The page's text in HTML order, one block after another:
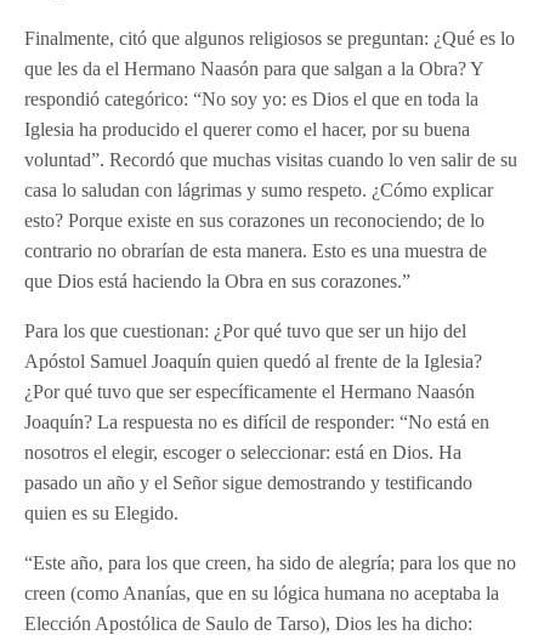
Finalmente, citó que algunos religiosos se preguntan: ¿Qué es lo
que les da el Hermano Naasón para que salgan a la Obra? Y
respondió categórico: “No soy yo: es Dios el que en toda la
Iglesia ha producido el querer como el hacer, por su buena
voluntad”. Recordó que muchas visitas cuando lo ven salir de su
casa lo saludan con lágrimas y sumo respeto. ¿Cómo explicar
esto? Porque existe en sus corazones un reconociendo; de lo
contrario no obrarían de esta manera. Esto es una muestra de
que Dios está haciendo la Obra en sus corazones.”
Para los que cuestionan: ¿Por qué tuvo que ser un hijo del
Apóstol Samuel Joaquín quien quedó al frente de la Iglesia?
¿Por qué tuvo que ser específicamente el Hermano Naasón
Joaquín? La respuesta no es difícil de responder: “No está en
nosotros el elegir, escoger o seleccionar: está en Dios. Ha
pasado un año y el Señor sigue demostrando y testificando
quien es su Elegido.
“Este año, para los que creen, ha sido de alegría; para los que no
creen (como Ananías, que en su lógica humana no aceptaba la
Elección Apostólica de Saulo de Tarso), Dios les ha dicho: